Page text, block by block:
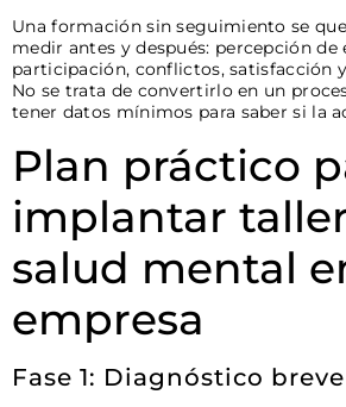
Una formación sin seguimiento se
medir antes y después: percepción de
participación, conflictos, satisfacción
No se trata de convertirlo en un
tener datos mínimos para saber si la
Plan práctico
implantar
salud mental
empresa
Fase 1: Diagnóstico breve